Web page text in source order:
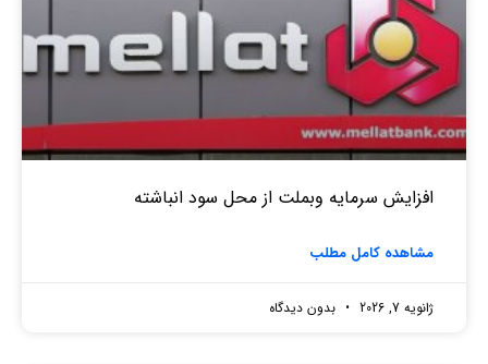
افزایش سرمایه وبملت از محل سود انباشته
مشاهده کامل مطلب
ژانویه 7, 2026 بدون دیدگاه